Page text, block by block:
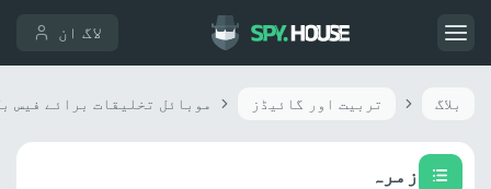
لاگ ان
بلاگ تربیت اور گائیڈز
زمرہ